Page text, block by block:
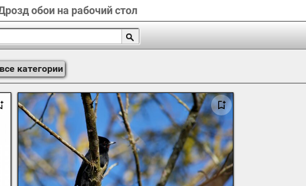
обои на рабочий стол
все категории